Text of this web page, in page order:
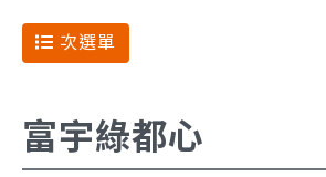
次選單
富宇綠都心